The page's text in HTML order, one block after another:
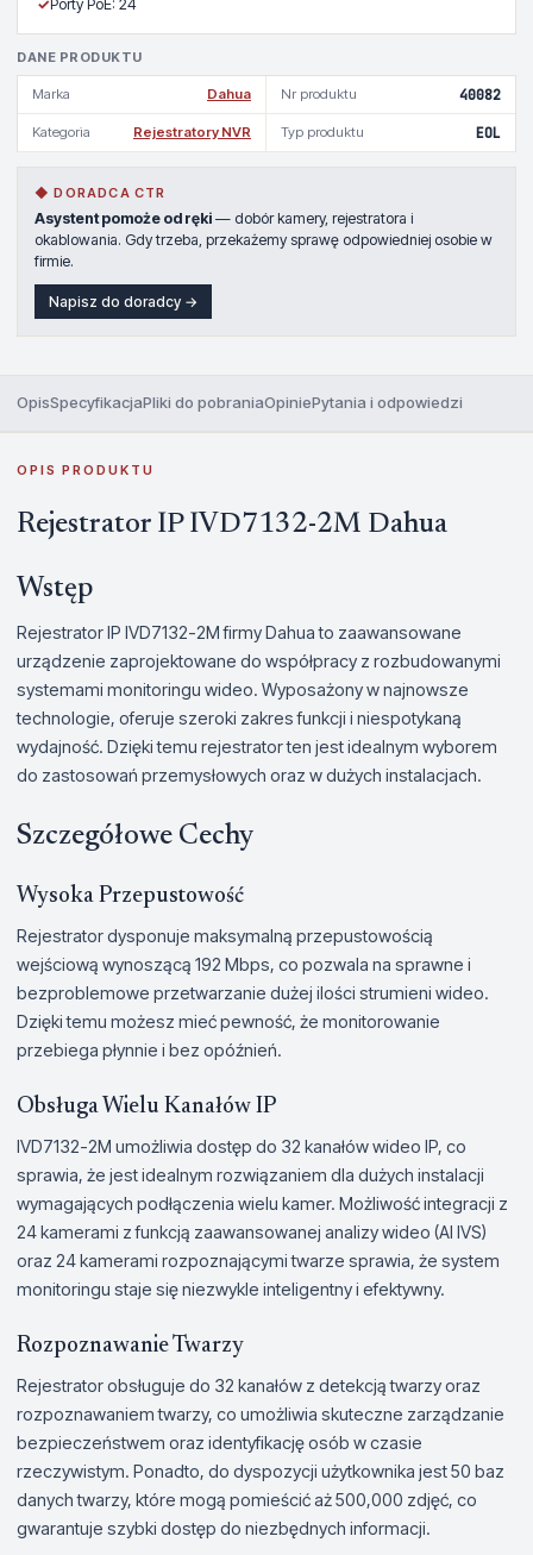
✓Porty PoE: 24
DANE PRODUKTU
Marka Dahua Nr produktu 40082
Kategoria Rejestratory NVR Typ produktu EOL
◆ DORADCA CTR
Asystent pomoże od ręki — dobór kamery, rejestratora i
okablowania. Gdy trzeba, przekażemy sprawę odpowiedniej osobie w
firmie.
Napisz do doradcy →
OpisSpecyfikacjaPliki do pobraniaOpiniePytania i odpowiedzi
OPIS PRODUKTU
Rejestrator IP IVD7132-2M Dahua
Wstęp
Rejestrator IP IVD7132-2M firmy Dahua to zaawansowane
urządzenie zaprojektowane do współpracy z rozbudowanymi
systemami monitoringu wideo. Wyposażony w najnowsze
technologie, oferuje szeroki zakres funkcji i niespotykaną
wydajność. Dzięki temu rejestrator ten jest idealnym wyborem
do zastosowań przemysłowych oraz w dużych instalacjach.
Szczegółowe Cechy
Wysoka Przepustowość
Rejestrator dysponuje maksymalną przepustowością
wejściową wynoszącą 192 Mbps, co pozwala na sprawne i
bezproblemowe przetwarzanie dużej ilości strumieni wideo.
Dzięki temu możesz mieć pewność, że monitorowanie
przebiega płynnie i bez opóźnień.
Obsługa Wielu Kanałów IP
IVD7132-2M umożliwia dostęp do 32 kanałów wideo IP, co
sprawia, że jest idealnym rozwiązaniem dla dużych instalacji
wymagających podłączenia wielu kamer. Możliwość integracji z
24 kamerami z funkcją zaawansowanej analizy wideo (AI IVS)
oraz 24 kamerami rozpoznającymi twarze sprawia, że system
monitoringu staje się niezwykle inteligentny i efektywny.
Rozpoznawanie Twarzy
Rejestrator obsługuje do 32 kanałów z detekcją twarzy oraz
rozpoznawaniem twarzy, co umożliwia skuteczne zarządzanie
bezpieczeństwem oraz identyfikację osób w czasie
rzeczywistym. Ponadto, do dyspozycji użytkownika jest 50 baz
danych twarzy, które mogą pomieścić aż 500,000 zdjęć, co
gwarantuje szybki dostęp do niezbędnych informacji.